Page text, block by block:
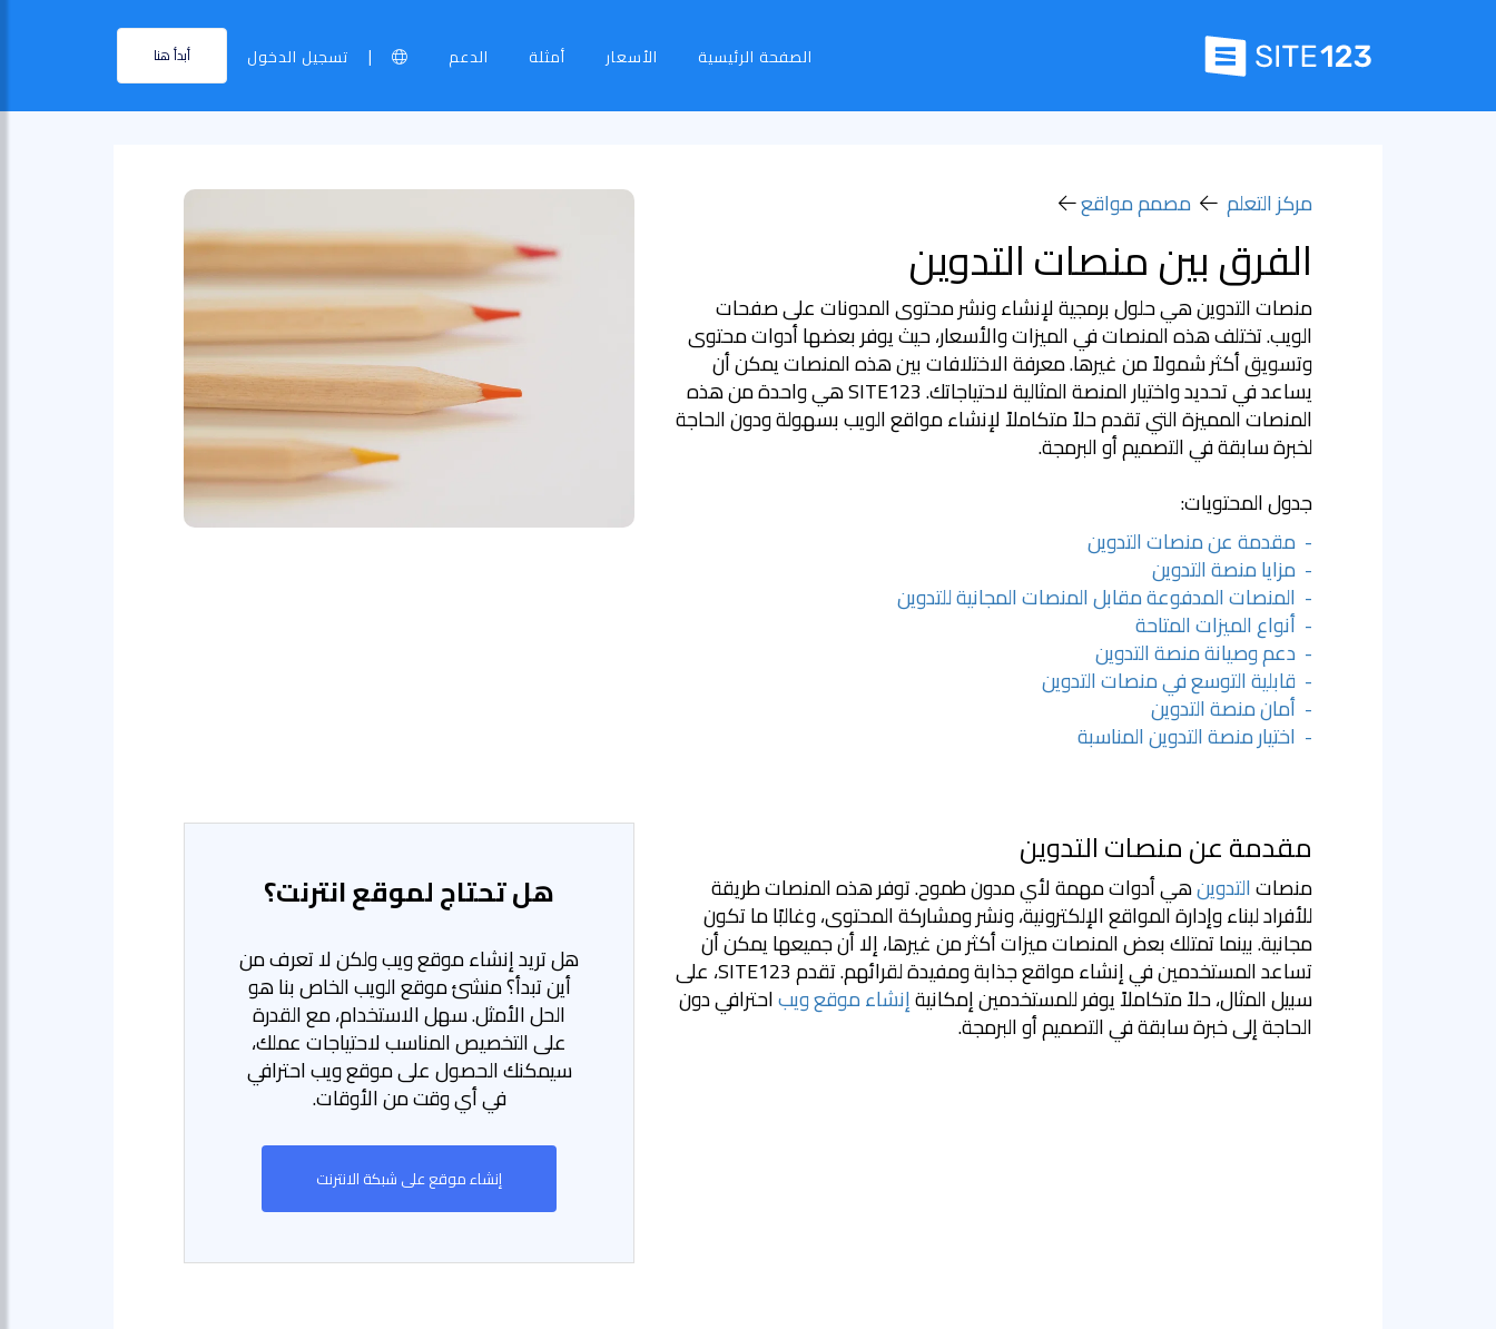
الصفحة الرئيسية الأسعار أمثلة الدعم | تسجيل الدخول أبدأ هنا
مركز التعلم مصمم مواقع
الفرق بين منصات التدوين
منصات التدوين هي حلول برمجية لإنشاء ونشر محتوى المدونات على صفحات
الويب. تختلف هذه المنصات في الميزات والأسعار، حيث يوفر بعضها أدوات محتوى
وتسويق أكثر شمولاً من غيرها. معرفة الاختلافات بين هذه المنصات يمكن أن
يساعد في تحديد واختيار المنصة المثالية لاحتياجاتك. SITE123 هي واحدة من هذه
المنصات المميزة التي تقدم حلاً متكاملاً لإنشاء مواقع الويب بسهولة ودون الحاجة
لخبرة سابقة في التصميم أو البرمجة.
جدول المحتويات:
- مقدمة عن منصات التدوين
- مزايا منصة التدوين
- المنصات المدفوعة مقابل المنصات المجانية للتدوين
- أنواع الميزات المتاحة
- دعم وصيانة منصة التدوين
- قابلية التوسع في منصات التدوين
- أمان منصة التدوين
- اختيار منصة التدوين المناسبة
مقدمة عن منصات التدوين
منصاتالتدوينهي أدوات مهمة لأي مدون طموح. توفر هذه المنصات طريقة
للأفراد لبناء وإدارة المواقع الإلكترونية، ونشر ومشاركة المحتوى، وغالبًا ما تكون
مجانية. بينما تمتلك بعض المنصات ميزات أكثر من غيرها، إلا أن جميعها يمكن أن
تساعد المستخدمين في إنشاء مواقع جذابة ومفيدة لقرائهم. تقدم SITE123، على
سبيل المثال، حلاً متكاملاً يوفر للمستخدمين إمكانيةإنشاء موقع ويباحترافي دون
الحاجة إلى خبرة سابقة في التصميم أو البرمجة.
هل تحتاج لموقع انترنت؟
هل تريد إنشاء موقع ويب ولكن لا تعرف من
أين تبدأ؟ منشئ موقع الويب الخاص بنا هو
الحل الأمثل. سهل الاستخدام، مع القدرة
على التخصيص المناسب لاحتياجات عملك،
سيمكنك الحصول على موقع ويب احترافي
في أي وقت من الأوقات.
إنشاء موقع على شبكة الانترنت